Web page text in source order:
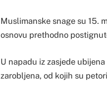
Muslimanske snage su 15.
osnovu prethodno
U napadu iz zasjede
zarobljena, od kojih su